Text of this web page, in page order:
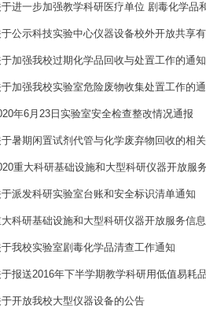
于进一步加强教学科研医疗单位 剧毒化学品
于公示科技实验中心仪器设备校外开放共享
于加强我校过期化学品回收与处置工作的通知
于加强我校实验室危险废物收集处置工作的
年6月23日实验室安全检查整改情况通报
于暑期闲置试剂代管与化学废弃物回收的相
重大科研基础设施和大型科研仪器开放服
于派发科研实验室台账和安全标识清单通知
科研基础设施和大型科研仪器开放服务信
于我校实验室剧毒化学品清查工作通知
于报送2016年下半学期教学科研用低值易耗
于开放我校大型仪器设备的公告